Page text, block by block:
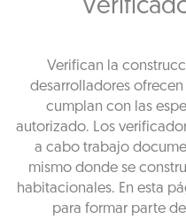
Verifican la
desarrolladores
cumplan con las
autorizado. Los
a cabo trabajo
mismo donde se
habitacionales. En esta
para formar parte